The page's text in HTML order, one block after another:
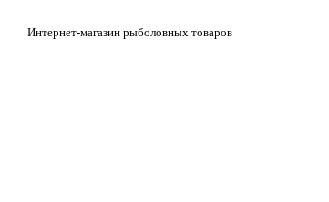
Интернет-магазин рыболовных товаров